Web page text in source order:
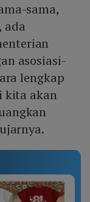
sama,
ada
asosiasi-
lengkap
kita akan